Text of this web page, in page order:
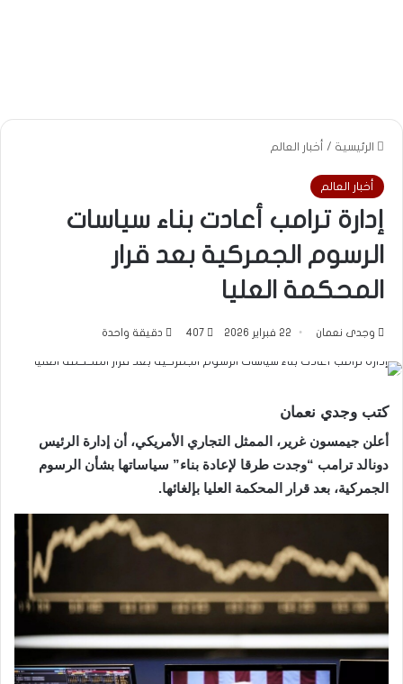
الرئيسية / أخبار العالم
أخبار العالم
إدارة ترامب أعادت بناء سياسات
الرسوم الجمركية بعد قرار
المحكمة العليا
وجدى نعمان 22 فبراير 2026 407 دقيقة واحدة
كتب وجدي نعمان
أعلن جيمسون غرير، الممثل التجاري الأمريكي، أن إدارة الرئيس
دونالد ترامب “وجدت طرقا لإعادة بناء” سياساتها بشأن الرسوم
الجمركية، بعد قرار المحكمة العليا بإلغائها.